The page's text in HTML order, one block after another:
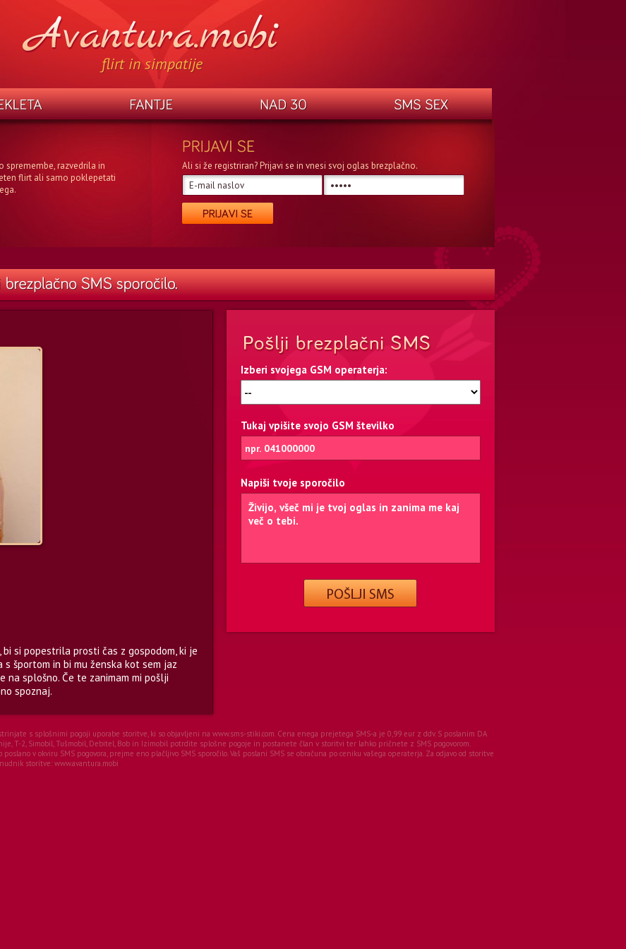
flirt in simpatije
spremembe, razvedrila in
flirt ali samo poklepetati
Ali si že registriran? Prijavi se in vnesi svoj oglas brezplačno.
si popestrila prosti čas z gospodom, ki je
športom in bi mu ženska kot sem jaz
na splošno. Če te zanimam mi pošlji
spoznaj.
Izberi svojega GSM operaterja:
Tukaj vpišite svojo GSM številko
Napiši tvoje sporočilo
s splošnimi pogoji uporabe storitve, ki so objavljeni na www.sms-stiki.com. Cena enega prejetega SMS-a je 0,99 eur z ddv. S poslanim DA
T-2, Simobil, Tušmobil, Debitel, Bob in Izimobil potrdite splošne pogoje in postanete član v storitvi ter lahko pričnete z SMS pogovorom.
v okviru SMS pogovora, prejme eno plačljivo SMS sporočilo. Vaš poslani SMS se obračuna po ceniku vašega operaterja. Za odjavo od storitve
storitve: www.avantura.mobi